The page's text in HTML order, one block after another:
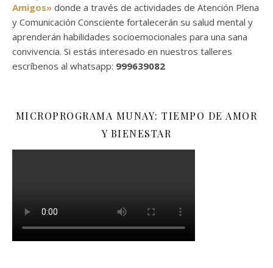
Amigos» donde a través de actividades de Atención Plena
y Comunicación Consciente fortalecerán su salud mental y
aprenderán habilidades socioemocionales para una sana
convivencia. Si estás interesado en nuestros talleres
escríbenos al whatsapp: 999639082
MICROPROGRAMA MUNAY: TIEMPO DE AMOR
Y BIENESTAR